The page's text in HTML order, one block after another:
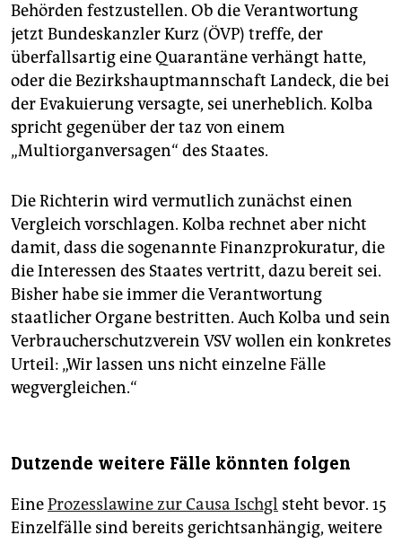
Behörden festzustellen. Ob die Verantwortung
jetzt Bundeskanzler Kurz (ÖVP) treffe, der
überfallsartig eine Quarantäne verhängt hatte,
oder die Bezirkshauptmannschaft Landeck, die bei
der Evakuierung versagte, sei unerheblich. Kolba
spricht gegenüber der taz von einem
„Multiorganversagen“ des Staates.
Die Richterin wird vermutlich zunächst einen
Vergleich vorschlagen. Kolba rechnet aber nicht
damit, dass die sogenannte Finanzprokuratur, die
die Interessen des Staates vertritt, dazu bereit sei.
Bisher habe sie immer die Verantwortung
staatlicher Organe bestritten. Auch Kolba und sein
Verbraucherschutzverein VSV wollen ein konkretes
Urteil: „Wir lassen uns nicht einzelne Fälle
wegvergleichen.“
Dutzende weitere Fälle könnten folgen
EineProzesslawine zur Causa Ischgl steht bevor. 15
Einzelfälle sind bereits gerichtsanhängig, weitere